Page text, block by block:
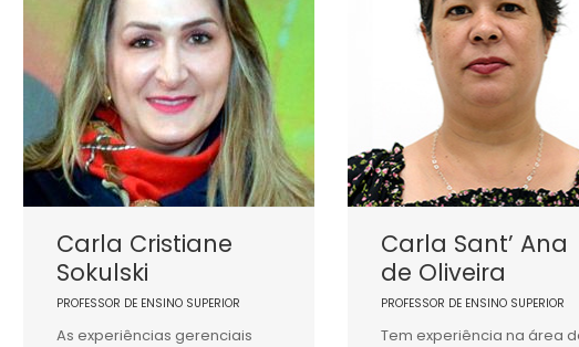
Carla Cristiane
Sokulski
PROFESSOR DE ENSINO SUPERIOR
As experiências gerenciais
Carla Sant’ Ana
de Oliveira
PROFESSOR DE ENSINO SUPERIOR
Tem experiência na área